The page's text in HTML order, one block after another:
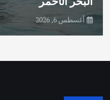
أغسطس 6, 2026